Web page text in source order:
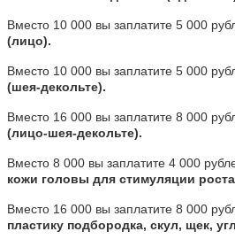
Вместо 10 000 вы заплатите 5 000
(лицо).
Вместо 10 000 вы заплатите 5 000
(шея-декольте).
Вместо 16 000 вы заплатите 8 000
(лицо-шея-декольте).
Вместо 8 000 вы заплатите 4 000
кожи головы для стимуляции
Вместо 16 000 вы заплатите 8 000
пластику подбородка, скул, щек,